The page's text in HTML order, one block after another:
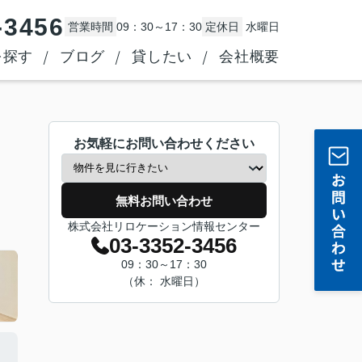
営業時間 09：30～17：30 定休日 水曜日
す ブログ 貸したい 会社概要
お気軽にお問い合わせください
無料お問い合わせ
株式会社リロケーション情報センター
03-3352-3456
09：30～17：30
（休： 水曜日）